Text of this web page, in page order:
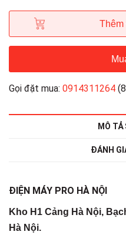
Thêm
Gọi đặt mua: 0914311264
MÔ TẢ
ĐÁNH
ĐIỆN MÁY PRO HÀ NỘI
Kho H1 Cảng Hà Nội,
Hà Nội.